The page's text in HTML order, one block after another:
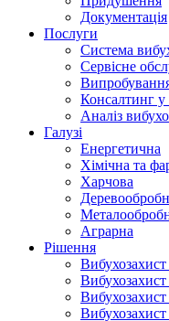
Документація
Послуги
Система
Сервісне
Консалтинг у
Аналіз
Галузі
Енергетична
Хімічна та
Харчова
Аграрна
Рішення
Вибухозахист
Вибухозахист